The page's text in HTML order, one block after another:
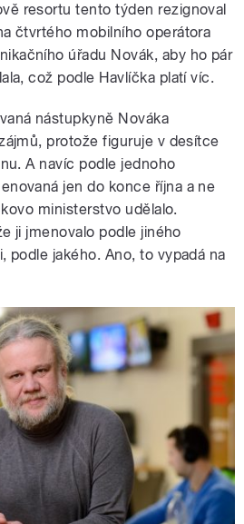
resortu tento týden rezignoval
čtvrtého mobilního operátora
úřadu Novák, aby ho pár
což podle Havlíčka platí víc.
nástupkyně Nováka
protože figuruje v desítce
A navíc podle jednoho
jen do konce října a ne
ministerstvo udělalo.
ji jmenovalo podle jiného
podle jakého. Ano, to vypadá na